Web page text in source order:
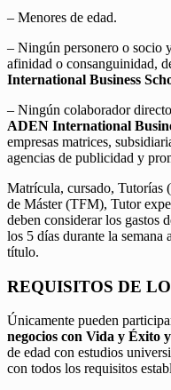
– Menores de edad.
– Ningún personero o socio
afinidad o consanguinidad,
International Business
– Ningún colaborador
ADEN International
empresas matrices,
agencias de publicidad y
Matrícula, cursado, Tutorías
de Máster (TFM), Tutor
deben considerar los gastos
los 5 días durante la semana
título.
REQUISITOS DE
Únicamente pueden
negocios con Vida y Éxito
de edad con estudios
con todos los requisitos